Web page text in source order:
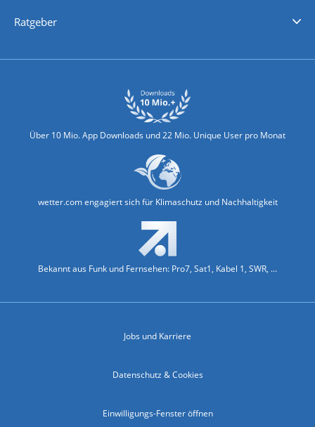
Ratgeber
Über 10 Mio. App Downloads und 22 Mio. Unique User pro Monat
wetter.com engagiert sich für Klimaschutz und Nachhaltigkeit
Bekannt aus Funk und Fernsehen: Pro7, Sat1, Kabel 1, SWR, ...
Jobs und Karriere
Datenschutz & Cookies
Einwilligungs-Fenster öffnen